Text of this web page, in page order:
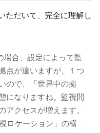
ただいて、完全に理解し
合、設定によって監
点が違いますが、１つ
ので、「世界中の拠
になりますね。監視間
アクセスが増えます。
ロケーション」の横